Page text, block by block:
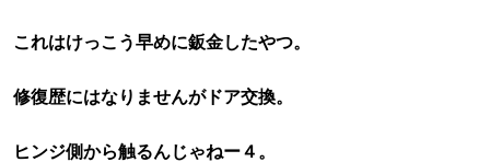
これはけっこう早めに鈑金したやつ。
修復歴にはなりませんがドア交換。
ヒンジ側から触るんじゃねー４。